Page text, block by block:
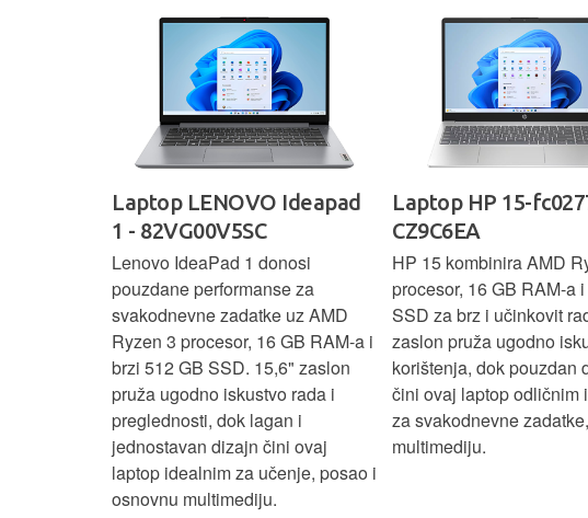
Laptop LENOVO Ideapad
1 - 82VG00V5SC
Lenovo IdeaPad 1 donosi
pouzdane performanse za
svakodnevne zadatke uz AMD
Ryzen 3 procesor, 16 GB RAM-a i
brzi 512 GB SSD. 15,6" zaslon
pruža ugodno iskustvo rada i
preglednosti, dok lagan i
jednostavan dizajn čini ovaj
laptop idealnim za učenje, posao i
osnovnu multimediju.
Laptop HP 15-
CZ9C6EA
HP 15 kombinira AMD
procesor, 16 GB RAM-a
SSD za brz i učinkovit
zaslon pruža ugodno
korištenja, dok pouzdan
čini ovaj laptop odličnim
za svakodnevne
multimediju.